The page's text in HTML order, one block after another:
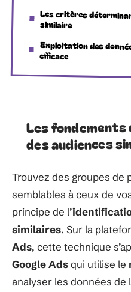
Les critères
similaire
Exploitation des
efficace
Les fondements
des audiences
Trouvez des groupes de
semblables à ceux de
principe de l’
similaires. Sur la
Ads, cette technique
Google Adsqui utilise le
analyser les données de